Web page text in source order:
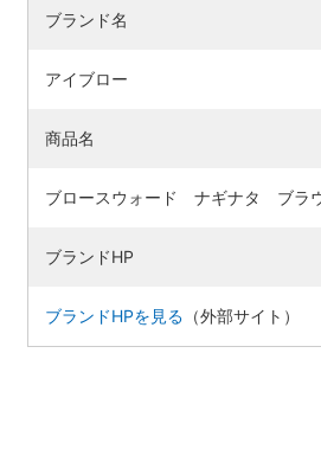
ブランド名
アイブロー
商品名
ブロースウォード ナギナタ ブラ
ブランドHP
ブランドHPを見る （外部サイト）